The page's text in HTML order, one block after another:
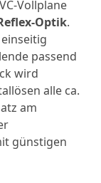
Vollplane
Optik.
passend
wird
alle ca.
am
günstigen